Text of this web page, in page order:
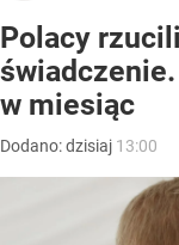
Polacy
w miesiąc
Dodano:dzisiaj 13:00